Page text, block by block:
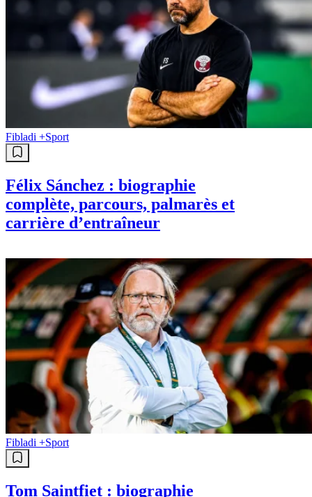
Fibladi +Sport
Félix Sánchez : biographie
complète, parcours, palmarès et
carrière d’entraîneur
Fibladi +Sport
Tom Saintfiet : biographie